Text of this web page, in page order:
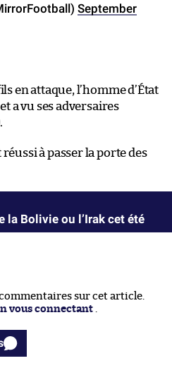
September
en attaque, l’homme d’État
a vu ses adversaires
à passer la porte des
la Bolivie ou l’Irak cet été
sur cet article.
vous connectant